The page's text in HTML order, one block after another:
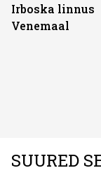
Irboska linnus
Venemaal
SUURED